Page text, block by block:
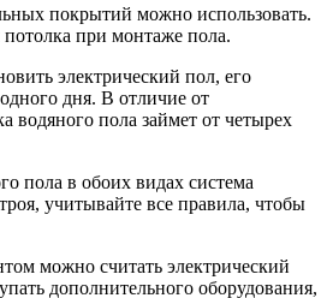
покрытий можно использовать.
при монтаже пола.
электрический пол, его
дня. В отличие от
водяного пола займет от четырех
пола в обоих видах система
учитывайте все правила, чтобы
можно считать электрический
дополнительного оборудования,